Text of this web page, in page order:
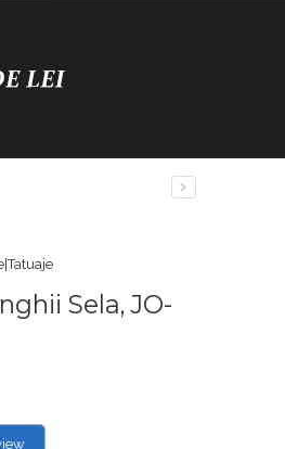
Sela, JO-